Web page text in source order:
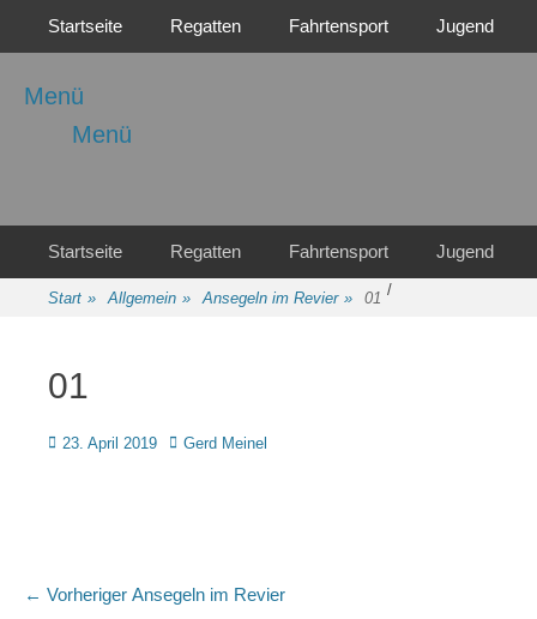
Menü
1921 e.V.
Regattasport und Wasserwandern - Freizeit mit der ganzen Familie
Menü
Primäres Menü
Startseite Regatten Fahrtensport Jugend
Sekundäres Menü
springen
Startseite Regatten Fahrtensport Jugend
Start » Allgemein » /
Ansegeln im Revier » 01
01
Posted
23. April 2019 Autor
Gerd Meinel
Beitragsnavigation
← Vorheriger Vorheriger
Ansegeln im Revier